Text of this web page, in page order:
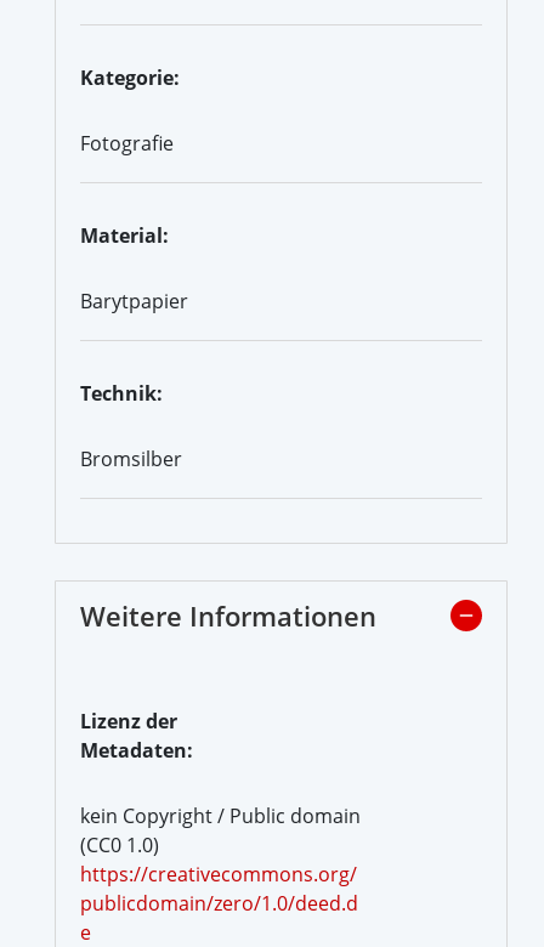
Kategorie:
Fotografie
Material:
Barytpapier
Technik:
Bromsilber
Weitere Informationen
Lizenz der
Metadaten:
kein Copyright / Public domain
(CC0 1.0)
https://creativecommons.org/
publicdomain/zero/1.0/deed.d
e